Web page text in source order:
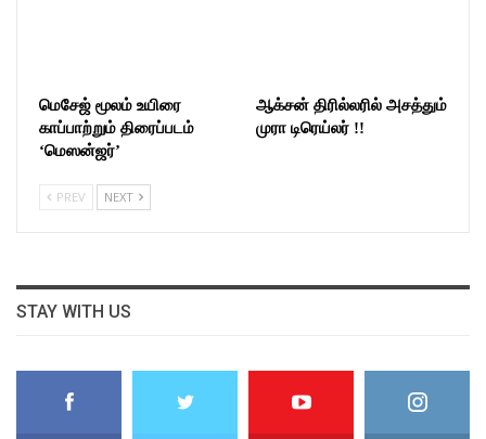
மெசேஜ் மூலம் உயிரை
காப்பாற்றும் திரைப்படம்
‘மெஸன்ஜர்’
ஆக்சன் திரில்லரில் அசத்தும்
முரா டிரெய்லர் !!
PREV NEXT
STAY WITH US